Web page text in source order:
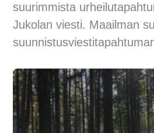
suurimmista
Jukolan viesti. Maailman